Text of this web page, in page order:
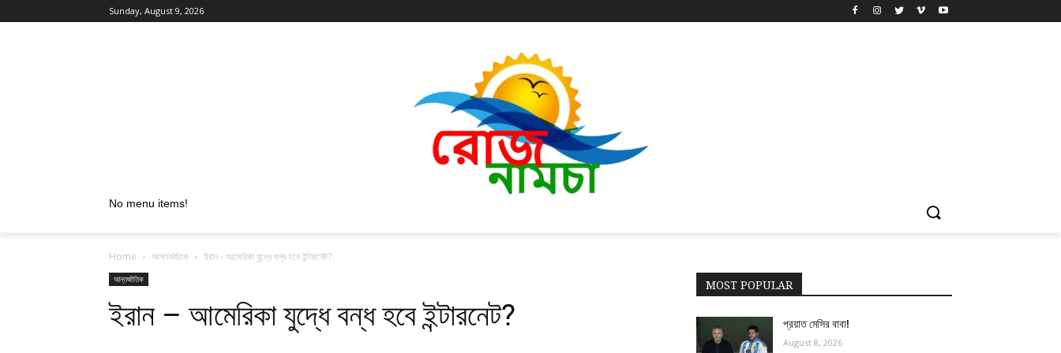
Sunday, August 9, 2026
No menu items!
Home আন্তর্জাতিক ইরান - আমেরিকা যুদ্ধে বন্ধ হবে ইন্টারনেট?
আন্তর্জাতিক
ইরান – আমেরিকা যুদ্ধে বন্ধ হবে ইন্টারনেট?
MOST POPULAR
প্রয়াত মেসির বাবা!
August 8, 2026